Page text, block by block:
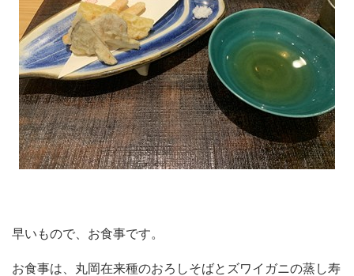
早いもので、お食事です。
お食事は、丸岡在来種のおろしそばとズワイガニの蒸し寿